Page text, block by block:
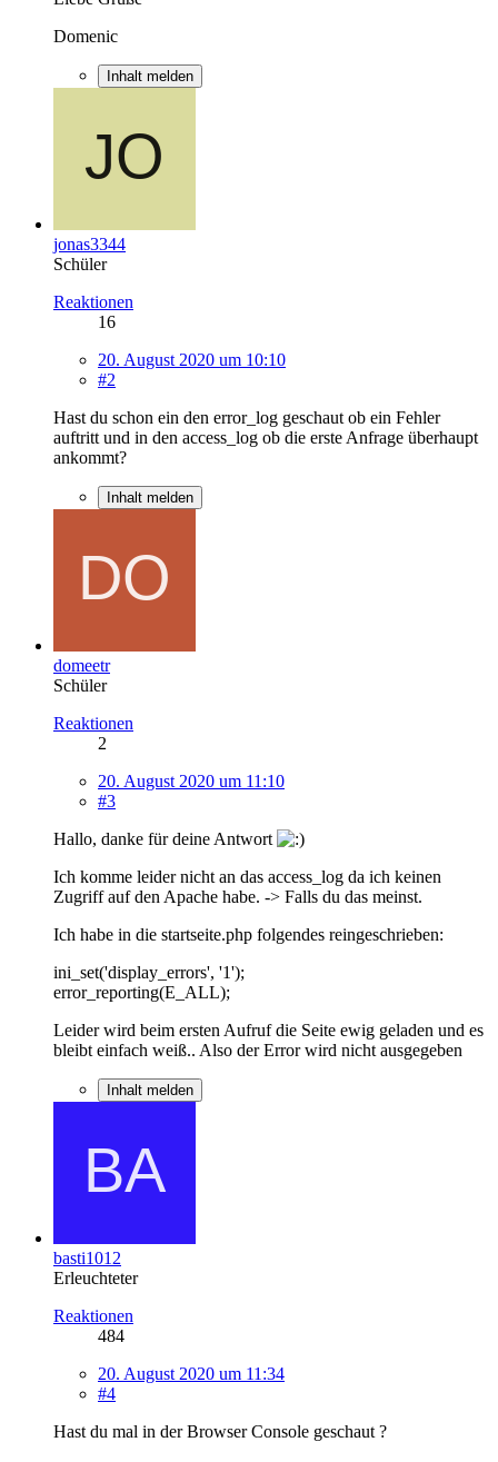
Domenic
Inhalt melden
jonas3344
Schüler
Reaktionen
16
20. August 2020 um 10:10
#2
Hast du schon ein den error_log geschaut ob ein Fehler
auftritt und in den access_log ob die erste Anfrage überhaupt
ankommt?
Inhalt melden
domeetr
Schüler
Reaktionen
2
20. August 2020 um 11:10
#3
Hallo, danke für deine Antwort
Ich komme leider nicht an das access_log da ich keinen
Zugriff auf den Apache habe. -> Falls du das meinst.
Ich habe in die startseite.php folgendes reingeschrieben:
ini_set('display_errors', '1');
error_reporting(E_ALL);
Leider wird beim ersten Aufruf die Seite ewig geladen und es
bleibt einfach weiß.. Also der Error wird nicht ausgegeben
Inhalt melden
basti1012
Erleuchteter
Reaktionen
484
20. August 2020 um 11:34
#4
Hast du mal in der Browser Console geschaut ?